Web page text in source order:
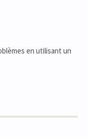
en utilisant un